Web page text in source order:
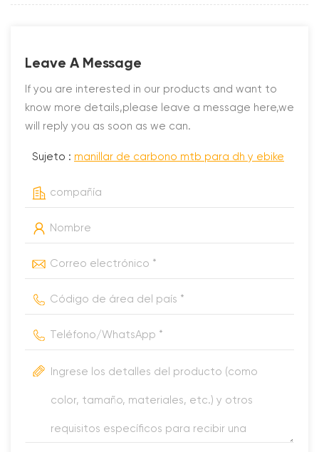
Leave A Message
If you are interested in our products and want to
know more details,please leave a message here,we
will reply you as soon as we can.
Sujeto : manillar de carbono mtb para dh y ebike